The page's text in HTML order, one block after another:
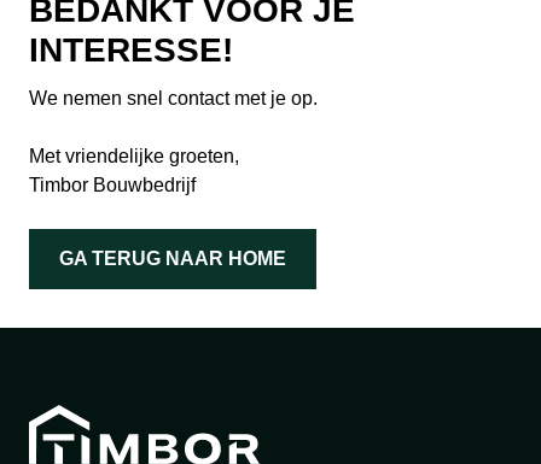
BEDANKT VOOR JE
INTERESSE!
We nemen snel contact met je op.
Met vriendelijke groeten,
Timbor Bouwbedrijf
GA TERUG NAAR HOME